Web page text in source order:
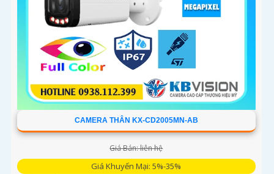
CAMERA THÂN KX-CD2005MN-AB
Giá Bán: liên hệ
Giá Khuyến Mại: 5%-35%